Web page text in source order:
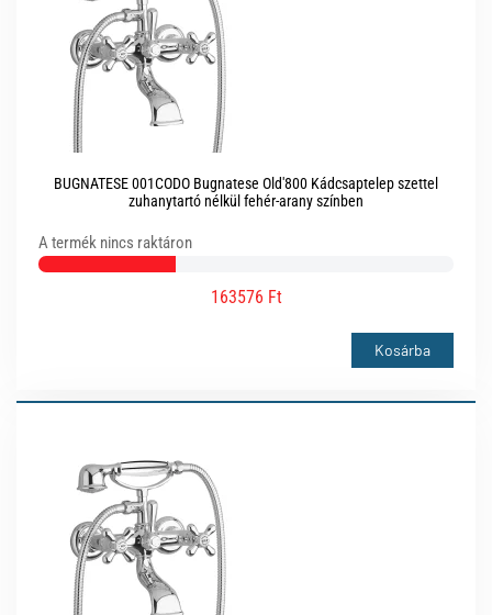
BUGNATESE 001CODO Bugnatese Old'800 Kádcsaptelep szettel
zuhanytartó nélkül fehér-arany színben
A termék nincs raktáron
163576 Ft
Kosárba